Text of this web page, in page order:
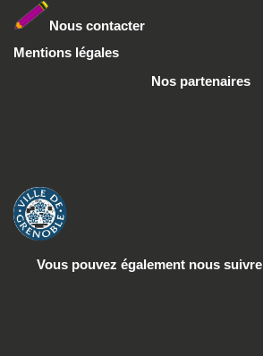
Nous contacter
Mentions légales
Nos partenaires
Vous pouvez également nous suivre